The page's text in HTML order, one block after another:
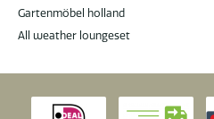
Gartenmöbel holland
All weather loungeset